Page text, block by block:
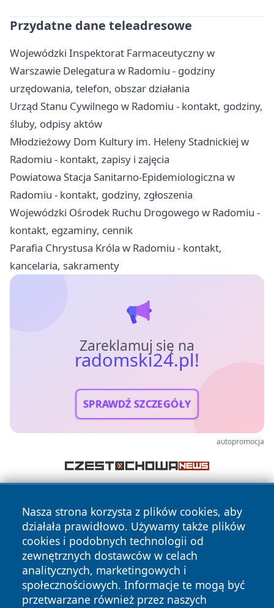
Przydatne dane teleadresowe
Wojewódzki Inspektorat Farmaceutyczny w
Warszawie Delegatura w Radomiu - godziny
urzędowania, telefon, obszar działania
Urząd Stanu Cywilnego w Radomiu - kontakt, godziny,
śluby, odpisy aktów
Młodzieżowy Dom Kultury im. Heleny Stadnickiej w
Radomiu - kontakt, zapisy i zajęcia
Powiatowa Stacja Sanitarno-Epidemiologiczna w
Radomiu - kontakt, godziny, zgłoszenia
Wojewódzki Ośrodek Ruchu Drogowego w Radomiu -
kontakt, egzaminy, cennik
Parafia Chrystusa Króla w Radomiu - kontakt,
kancelaria, sakramenty
Zareklamuj się na
radomski24.pl!
SPRAWDŹ SZCZEGÓŁY
autopromocja
Nasza strona korzysta z plików cookies, aby
działała prawidłowo. Używamy także plików
cookies i podobnych technologii od
zewnętrznych dostawców w celach
analitycznych, marketingowych i
społecznościowych. Informacje te mogą być
przetwarzane również przez naszych
Copyright © 2026 radomski24.pl Wszystkie prawa
zastrzeżone.